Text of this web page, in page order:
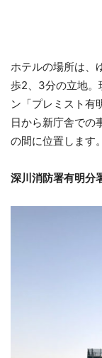
ホテルの場所は、
歩2、3分の立地。
ン「プレミスト有
日から新庁舎での
の間に位置します。
深川消防署有明分